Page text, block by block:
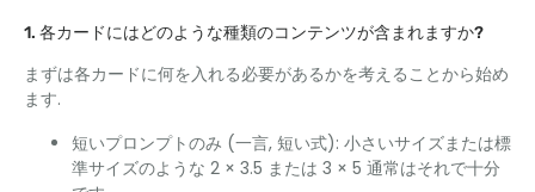
1. 各カードにはどのような種類のコンテンツが含まれますか?
まずは各カードに何を入れる必要があるかを考えることから始め
ます.
短いプロンプトのみ (一言, 短い式): 小さいサイズまたは標
準サイズのような 2 × 3.5 または 3 × 5 通常はそれで十分